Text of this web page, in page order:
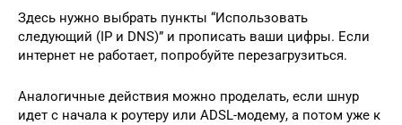
Здесь нужно выбрать пункты “Использовать
следующий (IP и DNS)” и прописать ваши цифры. Если
интернет не работает, попробуйте перезагрузиться.
Аналогичные действия можно проделать, если шнур
идет с начала к роутеру или ADSL-модему, а потом уже к